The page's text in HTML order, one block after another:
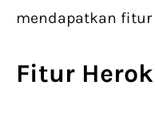
mendapatkan fitur
Fitur